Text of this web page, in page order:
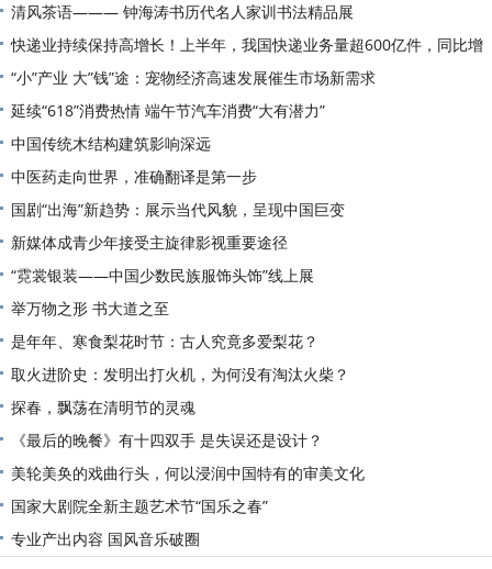
清风茶语——— 钟海涛书历代名人家训书法精品展
快递业持续保持高增长！上半年，我国快递业务量超600亿件，同比增
“小”产业 大”钱”途：宠物经济高速发展催生市场新需求
延续“618”消费热情 端午节汽车消费“大有潜力”
中国传统木结构建筑影响深远
中医药走向世界，准确翻译是第一步
国剧“出海”新趋势：展示当代风貌，呈现中国巨变
新媒体成青少年接受主旋律影视重要途径
“霓裳银装——中国少数民族服饰头饰”线上展
举万物之形 书大道之至
是年年、寒食梨花时节：古人究竟多爱梨花？
取火进阶史：发明出打火机，为何没有淘汰火柴？
探春，飘荡在清明节的灵魂
《最后的晚餐》有十四双手 是失误还是设计？
美轮美奂的戏曲行头，何以浸润中国特有的审美文化
国家大剧院全新主题艺术节“国乐之春”
专业产出内容 国风音乐破圈